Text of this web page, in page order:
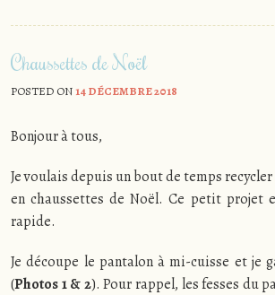
Chaussettes de Noël
POSTED ON14 DÉCEMBRE 2018
Bonjour à tous,
Je voulais depuis un bout de temps
en chaussettes de Noël. Ce petit projet
rapide.
Je découpe le pantalon à mi-cuisse et je
(Photos 1 & 2). Pour rappel, les fesses du